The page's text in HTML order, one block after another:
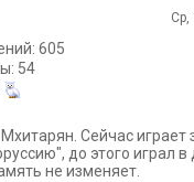
Ср,
605
54
Сейчас играет
до этого играл
не изменяет.